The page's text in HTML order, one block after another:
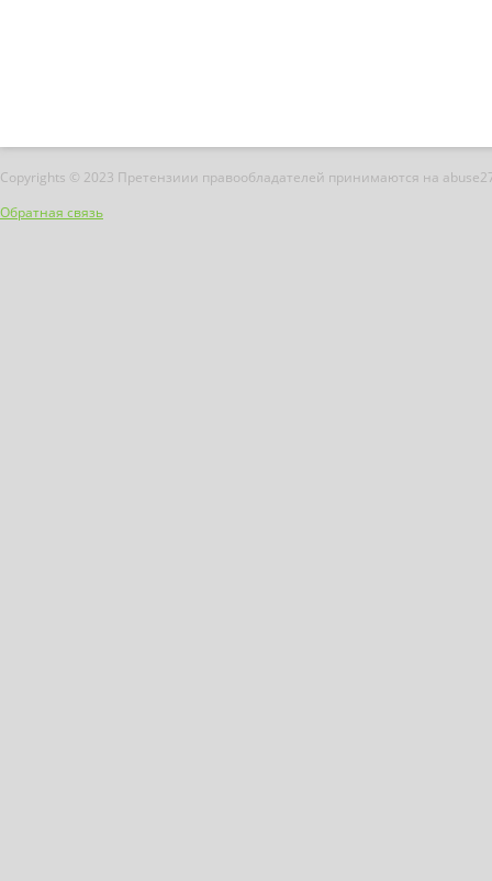
Copyrights © 2023 Претензиии правообладателей принимаются на
Обратная связь